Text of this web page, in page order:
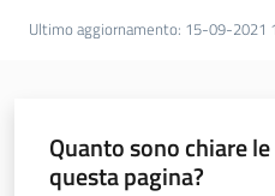
Ultimo aggiornamento: 15-09-2021
Quanto sono chiare
questa pagina?